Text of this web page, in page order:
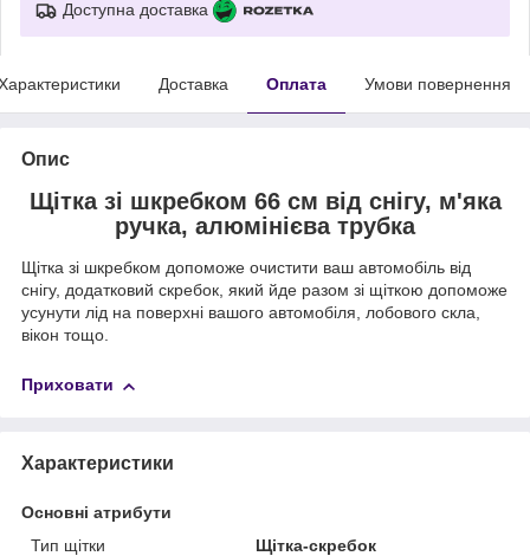
Доступна доставка
Доставка Оплата Умови повернення
Опис
Щітка зі шкребком 66 см від снігу, м'яка
ручка, алюмінієва трубка
Щітка зі шкребком допоможе очистити ваш автомобіль від
снігу, додатковий скребок, який йде разом зі щіткою допоможе
усунути лід на поверхні вашого автомобіля, лобового скла,
вікон тощо.
Приховати
Характеристики
Основні атрибути
Тип щітки
Щітка-скребок